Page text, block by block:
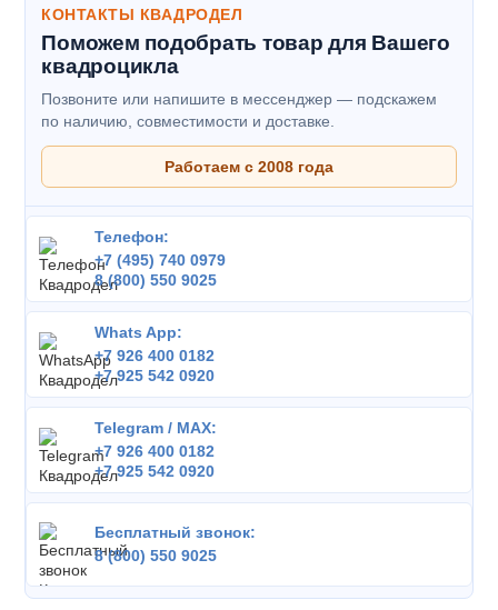
КОНТАКТЫ КВАДРОДЕЛ
Поможем подобрать товар для Вашего
квадроцикла
Позвоните или напишите в мессенджер — подскажем
по наличию, совместимости и доставке.
Работаем с 2008 года
Телефон:
+7 (495) 740 0979
8 (800) 550 9025
Whats App:
+7 926 400 0182
+7 925 542 0920
Telegram / MAX:
+7 926 400 0182
+7 925 542 0920
Бесплатный звонок:
8 (800) 550 9025